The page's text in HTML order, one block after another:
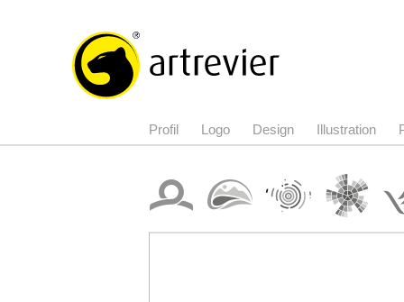
Profil Logo Design Illustration